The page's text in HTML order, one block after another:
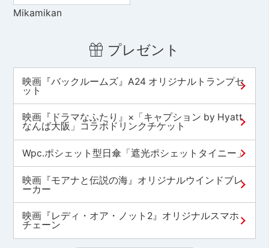
Mikamikan
プレゼント
映画『バックルームズ』A24 オリジナルトランプセ
ット
映画『ドラマなふたり』×「キャプション by Hyatt
なんば大阪」コラボドリンクチケット
Wpc.ポシェット型日傘「遮光ポシェットタイニー」
映画『モアナと伝説の海』オリジナルウインドブレ
ーカー
映画『レディ・オア・ノット2』オリジナルスマホ
チェーン